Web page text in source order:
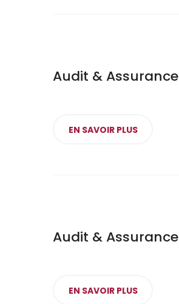
Audit & Assurance
EN SAVOIR PLUS
Audit & Assurance
EN SAVOIR PLUS